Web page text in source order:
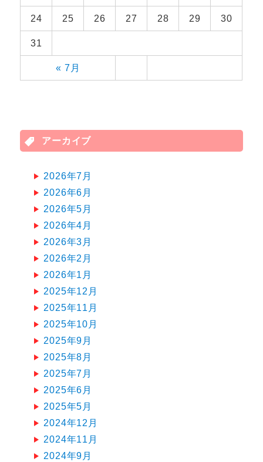
« 7月
24 25 26 27 28 29 30
31
アーカイブ
2026年7月
2026年6月
2026年5月
2026年4月
2026年3月
2026年2月
2026年1月
2025年12月
2025年11月
2025年10月
2025年9月
2025年8月
2025年7月
2025年6月
2025年5月
2024年12月
2024年11月
2024年9月